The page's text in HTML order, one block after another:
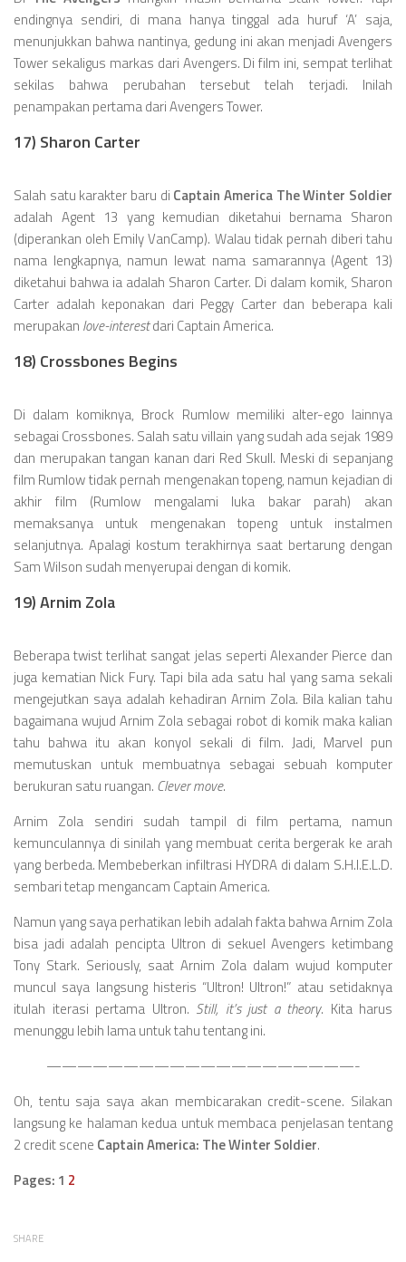
endingnya sendiri, di mana hanya tinggal ada huruf ‘A’ saja,
menunjukkan bahwa nantinya, gedung ini akan menjadi Avengers
Tower sekaligus markas dari Avengers. Di film ini, sempat terlihat
sekilas bahwa perubahan tersebut telah terjadi. Inilah
penampakan pertama dari Avengers Tower.
17) Sharon Carter
Salah satu karakter baru di Captain America The Winter Soldier
adalah Agent 13 yang kemudian diketahui bernama Sharon
(diperankan oleh Emily VanCamp). Walau tidak pernah diberi tahu
nama lengkapnya, namun lewat nama samarannya (Agent 13)
diketahui bahwa ia adalah Sharon Carter. Di dalam komik, Sharon
Carter adalah keponakan dari Peggy Carter dan beberapa kali
merupakan love-interestdari Captain America.
18) Crossbones Begins
Di dalam komiknya, Brock Rumlow memiliki alter-ego lainnya
sebagai Crossbones. Salah satu villain yang sudah ada sejak 1989
dan merupakan tangan kanan dari Red Skull. Meski di sepanjang
film Rumlow tidak pernah mengenakan topeng, namun kejadian di
akhir film (Rumlow mengalami luka bakar parah) akan
memaksanya untuk mengenakan topeng untuk instalmen
selanjutnya. Apalagi kostum terakhirnya saat bertarung dengan
Sam Wilson sudah menyerupai dengan di komik.
19) Arnim Zola
Beberapa twist terlihat sangat jelas seperti Alexander Pierce dan
juga kematian Nick Fury. Tapi bila ada satu hal yang sama sekali
mengejutkan saya adalah kehadiran Arnim Zola. Bila kalian tahu
bagaimana wujud Arnim Zola sebagai robot di komik maka kalian
tahu bahwa itu akan konyol sekali di film. Jadi, Marvel pun
memutuskan untuk membuatnya sebagai sebuah komputer
berukuran satu ruangan. Clever move.
Arnim Zola sendiri sudah tampil di film pertama, namun
kemunculannya di sinilah yang membuat cerita bergerak ke arah
yang berbeda. Membeberkan infiltrasi HYDRA di dalam S.H.I.E.L.D.
sembari tetap mengancam Captain America.
Namun yang saya perhatikan lebih adalah fakta bahwa Arnim Zola
bisa jadi adalah pencipta Ultron di sekuel Avengers ketimbang
Tony Stark. Seriously, saat Arnim Zola dalam wujud komputer
muncul saya langsung histeris “Ultron! Ultron!” atau setidaknya
itulah iterasi pertama Ultron. Still, it’s just a theory. Kita harus
menunggu lebih lama untuk tahu tentang ini.
————————————————————-
Oh, tentu saja saya akan membicarakan credit-scene. Silakan
langsung ke halaman kedua untuk membaca penjelasan tentang
2 credit scene Captain America: The Winter Soldier.
Pages: 1 2
SHARE